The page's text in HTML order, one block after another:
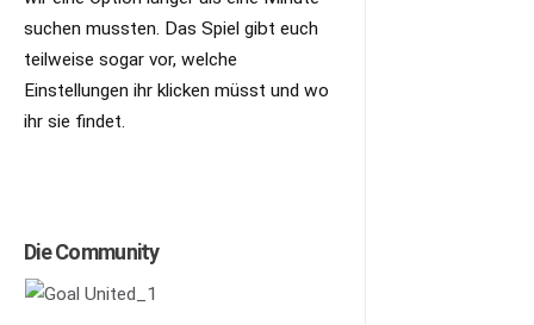
suchen mussten. Das Spiel gibt euch
teilweise sogar vor, welche
Einstellungen ihr klicken müsst und wo
ihr sie findet.
Die Community